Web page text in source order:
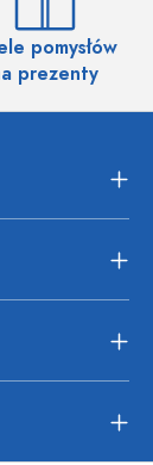
pomysłów
prezenty